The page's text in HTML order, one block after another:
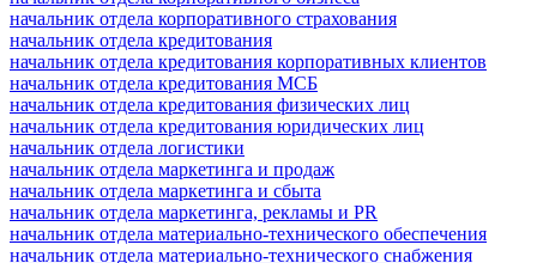
начальник отдела корпоративного страхования
начальник отдела кредитования
начальник отдела кредитования корпоративных клиентов
начальник отдела кредитования МСБ
начальник отдела кредитования физических лиц
начальник отдела кредитования юридических лиц
начальник отдела логистики
начальник отдела маркетинга и продаж
начальник отдела маркетинга и сбыта
начальник отдела маркетинга, рекламы и PR
начальник отдела материально-технического обеспечения
начальник отдела материально-технического снабжения